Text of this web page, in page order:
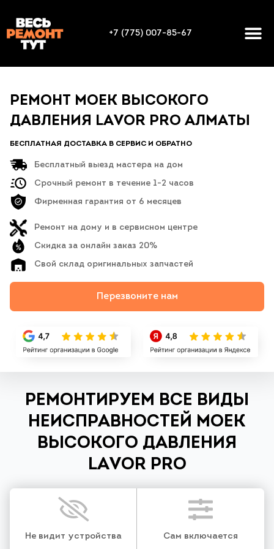
+7 (775) 007-85-67
РЕМОНТ МОЕК ВЫСОКОГО
ДАВЛЕНИЯ LAVOR PRO АЛМАТЫ
БЕСПЛАТНАЯ ДОСТАВКА В СЕРВИС И ОБРАТНО
Бесплатный выезд мастера на дом
Срочный ремонт в течение 1-2 часов
Фирменная гарантия от 6 месяцев
Ремонт на дому и в сервисном центре
Скидка за онлайн заказ 20%
Свой склад оригинальных запчастей
Перезвоните нам
РЕМОНТИРУЕМ ВСЕ ВИДЫ
НЕИСПРАВНОСТЕЙ МОЕК
ВЫСОКОГО ДАВЛЕНИЯ
LAVOR PRO
Не видит устройства Сам включается